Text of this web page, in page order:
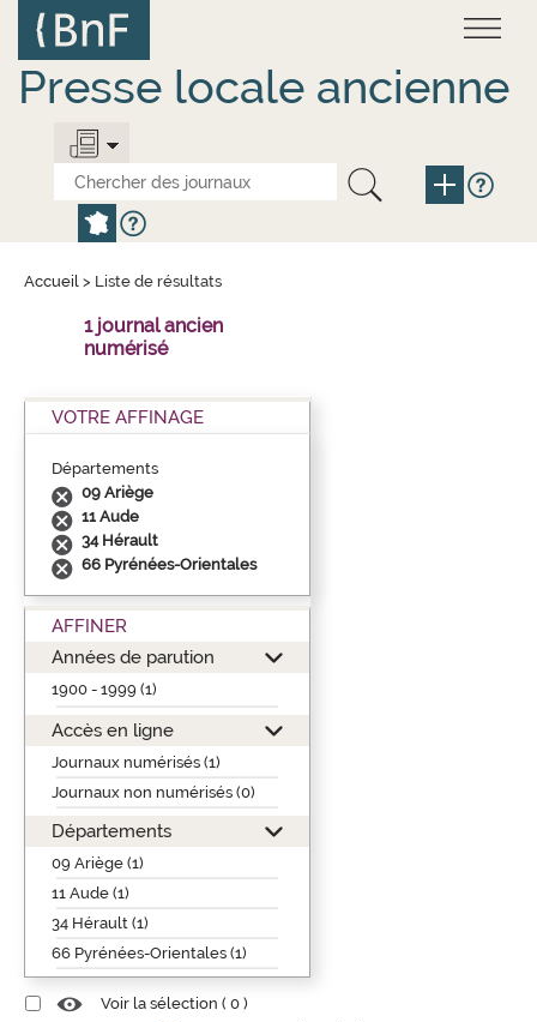
contenu
principal
Presse locale ancienne
Accueil > Liste de résultats
1 journal ancien
numérisé
VOTRE AFFINAGE
Départements
09 Ariège
11 Aude
34 Hérault
66 Pyrénées-Orientales
AFFINER
Années de parution
1900 - 1999 (1)
Accès en ligne
Journaux numérisés (1)
Journaux non numérisés (0)
Départements
09 Ariège (1)
11 Aude (1)
34 Hérault (1)
66 Pyrénées-Orientales (1)
Voir la sélection ( 0 )
Panneau de gestion des cookies